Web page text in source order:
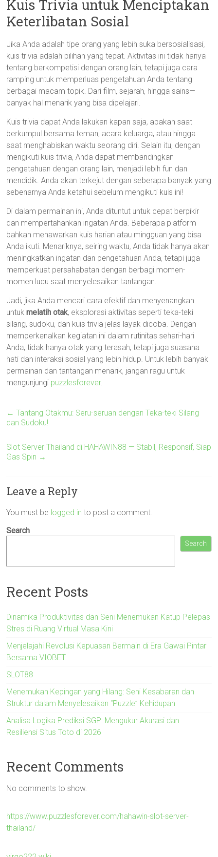
Kuis Trivia untuk Menciptakan
Keterlibatan Sosial
Jika Anda adalah tipe orang yang lebih suka bersosialisasi,
kuis trivia adalah pilihan yang tepat. Aktivitas ini tidak hanya
tentang berkompetisi dengan orang lain, tetapi juga cara
ramping untuk memperluas pengetahuan Anda tentang
berbagai macam topik. Dari film, sejarah, hingga sains—
banyak hal menarik yang bisa dipelajari.
Kuis trivia dapat Anda lakukan kapan saja, apakah saat
berkumpul bersama teman, acara keluarga, atau hingga
saat menghabiskan waktu seorang diri. Selain itu, dengan
mengikuti kuis trivia, Anda dapat membandingkan
pengetahuan dengan orang lain, menjadi lebih fun dan
mendidik. Anda akan terkejut dengan seberapa banyak yang
sebenarnya Anda ketahui sebelum mengikuti kuis ini!
Di dalam permainan ini, Anda dituntut untuk cepat berpikir
dan mempertahankan ingatan Anda. Beberapa platform
bahkan menawarkan kuis harian atau mingguan yang bisa
Anda ikuti. Menariknya, seiring waktu, Anda tidak hanya akan
meningkatkan ingatan dan pengetahuan Anda, tetapi juga
memperkuat persahabatan dengan berbagi momen-
momen lucu saat menyelesaikan tantangan.
Jadi, jika Anda mencari cara efektif dan menyenangkan
untukmelatih otak, eksplorasi aktivitas seperti teka-teki
silang, sudoku, dan kuis trivia jelas layak dicoba. Dengan
memperkenalkan kegiatan ini dalam rutinitas sehari-hari
Anda, tidak hanya otak yang terasah, tetapi juga suasana
hati dan interaksi sosial yang lebih hidup. Untuk lebih banyak
permainan dan tantangan menarik, jangan ragu untuk
mengunjungi puzzlesforever.
← Tantang Otakmu: Seru-seruan dengan Teka-teki Silang
dan Sudoku!
Slot Server Thailand di HAHAWIN88 — Stabil, Responsif, Siap
Gas Spin →
Leave a Reply
You must be logged in to post a comment.
Search
Search
Recent Posts
Dinamika Produktivitas dan Seni Menemukan Katup Pelepas
Stres di Ruang Virtual Masa Kini
Menjelajahi Revolusi Kepuasan Bermain di Era Gawai Pintar
Bersama VIOBET
SLOT88
Menemukan Kepingan yang Hilang: Seni Kesabaran dan
Struktur dalam Menyelesaikan “Puzzle” Kehidupan
Analisa Logika Prediksi SGP: Mengukur Akurasi dan
Resiliensi Situs Toto di 2026
Recent Comments
No comments to show.
https://www.puzzlesforever.com/hahawin-slot-server-
thailand/